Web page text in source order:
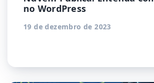
no WordPress
19 de dezembro de 2023